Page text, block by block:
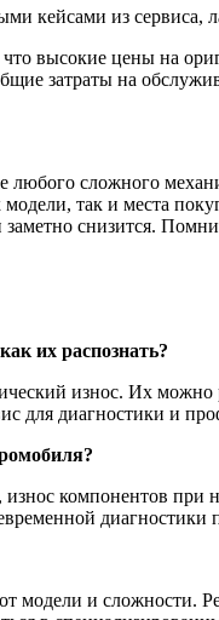
кейсами из сервиса,
высокие цены на
затраты на
сложного
так и места
снизится.
их распознать?
износ. Их
для диагностики и
компонентов
диагностики
модели и